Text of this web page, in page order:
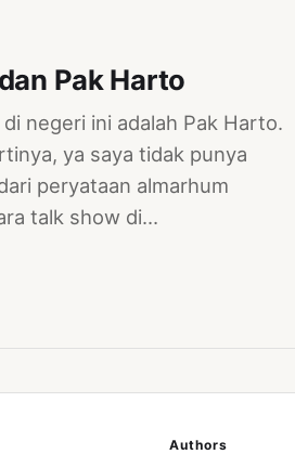
Pak Harto
negeri ini adalah Pak Harto.
ya saya tidak punya
peryataan almarhum
talk show di…
Authors